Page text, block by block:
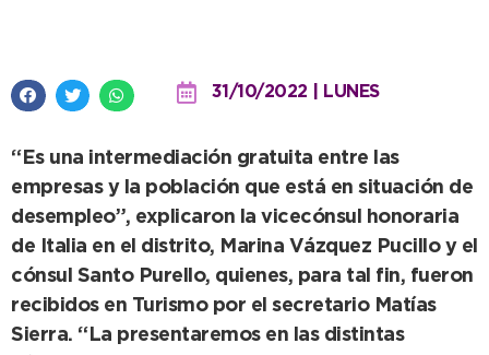
31/10/2022 | LUNES
“Es una intermediación gratuita entre las
empresas y la población que está en situación de
desempleo”, explicaron la vicecónsul honoraria
de Italia en el distrito, Marina Vázquez Pucillo y el
cónsul Santo Purello, quienes, para tal fin, fueron
recibidos en Turismo por el secretario Matías
Sierra. “La presentaremos en las distintas